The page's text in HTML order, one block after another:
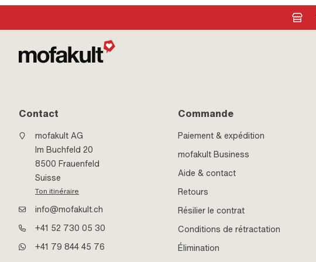
Contact
mofakult AG
Im Buchfeld 20
8500 Frauenfeld
Suisse
Ton itinéraire
info@mofakult.ch
+41 52 730 05 30
+41 79 844 45 76
Commande
Paiement & expédition
mofakult Business
Aide & contact
Retours
Résilier le contrat
Conditions de rétractation
Élimination